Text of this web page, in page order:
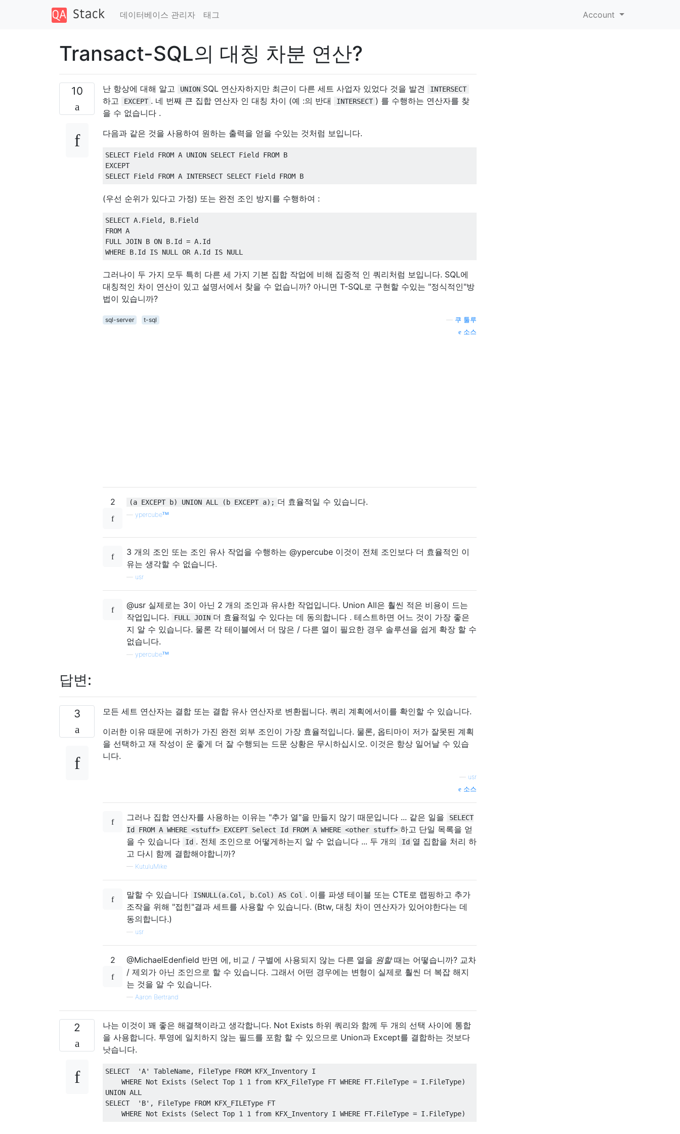
데이터베이스 관리자 태그 Account
Transact-SQL의 대칭 차분 연산?
10 난 항상에 대해 알고 UNION SQL 연산자하지만 최근이 다른 세트 사업자 있었다 것을 발견 INTERSECT
하고 EXCEPT . 네 번째 큰 집합 연산자 인 대칭 차이 (예 :의 반대 INTERSECT ) 를 수행하는 연산자를 찾
을 수 없습니다 .
다음과 같은 것을 사용하여 원하는 출력을 얻을 수있는 것처럼 보입니다.
SELECT Field FROM A UNION SELECT Field FROM
EXCEPT
SELECT Field FROM A INTERSECT SELECT Field FROM B
(우선 순위가 있다고 가정) 또는 완전 조인 방지를 수행하여 :
SELECT A. Field, B.
FROM
FULL
JOIN B ON B. Id = A.
WHERE B. Id IS NULL OR A. Id IS NULL
그러나이 두 가지 모두 특히 다른 세 가지 기본 집합 작업에 비해 집중적 인 쿼리처럼 보입니다. SQL에
대칭적인 차이 연산이 있고 설명서에서 찾을 수 없습니까? 아니면 T-SQL로 구현할 수있는 "정식적인"방
법이 있습니까?
sql-server t-sql
쿠 툴루
소스
2 (a EXCEPT b) UNION ALL (b EXCEPT a); 더 효율적일 수 있습니다.
ypercubeᵀᴹ
3 개의 조인 또는 조인 유사 작업을 수행하는 @ypercube 이것이 전체 조인보다 더 효율적인 이
유는 생각할 수 없습니다.
usr
@usr 실제로는 3이 아닌 2 개의 조인과 유사한 작업입니다. Union All은 훨씬 적은 비용이 드는
작업입니다.
FULL JOIN 더 효율적일 수 있다는 데 동의합니다 . 테스트하면 어느 것이 가장 좋은
지 알 수 있습니다. 물론 각 테이블에서 더 많은 / 다른 열이 필요한 경우 솔루션을 쉽게 확장 할 수
없습니다.
ypercubeᵀᴹ
답변:
3
모든 세트 연산자는 결합 또는 결합 유사 연산자로 변환됩니다. 쿼리 계획에서이를 확인할 수 있습니다.
이러한 이유 때문에 귀하가 가진 완전 외부 조인이 가장 효율적입니다. 물론, 옵티마이 저가 잘못된 계획
을 선택하고 재 작성이 운 좋게 더 잘 수행되는 드문 상황은 무시하십시오. 이것은 항상 일어날 수 있습
니다.
usr
소스
그러나 집합 연산자를 사용하는 이유는 "추가 열"을 만들지 않기 때문입니다 ... 같은 일을
SELECT
Id FROM A WHERE <stuff> EXCEPT Select Id FROM A WHERE <other stuff> 하고 단일 목록을 얻
을 수 있습니다
Id . 전체 조인으로 어떻게하는지 알 수 없습니다 ... 두 개의 Id 열 집합을 처리 하
고 다시 함께 결합해야합니까?
— KutuluMike
말할 수 있습니다 ISNULL(a.Col, b.Col) AS Col . 이를 파생 테이블 또는 CTE로 랩핑하고 추가
조작을 위해 "접힌"결과 세트를 사용할 수 있습니다. (Btw, 대칭 차이 연산자가 있어야한다는 데
동의합니다.)
usr
2 @MichaelEdenfield 반면 에, 비교 / 구별에 사용되지 않는 다른 열을 원할때는 어떻습니까? 교차
/ 제외가 아닌 조인으로 할 수 있습니다. 그래서 어떤 경우에는 변형이 실제로 훨씬 더 복잡 해지
는 것을 알 수 있습니다.
— Aaron Bertrand
2
나는 이것이 꽤 좋은 해결책이라고 생각합니다. Not Exists 하위 쿼리와 함께 두 개의 선택 사이에 통합
을 사용합니다. 투영에 일치하지 않는 필드를 포함 할 수 있으므로 Union과 Except를 결합하는 것보다
낫습니다.
SELECT 'A' TableName, FileType FROM KFX_Inventory I
WHERE Not Exists (Select Top 1 1 from KFX_FileType FT WHERE FT. FileType = I . FileType)
UNION ALL
SELECT
'B' , FileType FROM KFX_FILEType FT
WHERE Not Exists (Select Top 1 1 from KFX_Inventory I WHERE FT. FileType = I . FileType)